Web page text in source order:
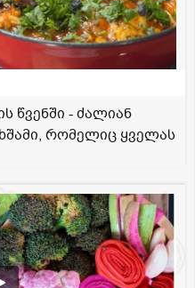
წვენში - ძალიან
რომელიც ყველას